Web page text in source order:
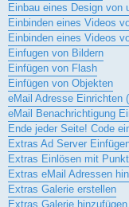
Einbau eines Design von
Einbinden eines Videos
Einbinden eines Videos
Einfugen von Bildern
Einfügen von Flash
Einfügen von Objekten
eMail Adresse Einrichten
eMail Benachrichtigung
Ende jeder Seite! Code
Extras Ad Server
Extras Einlösen mit
Extras eMail Adressen
Extras Galerie erstellen
Extras Galerie hinzufügen